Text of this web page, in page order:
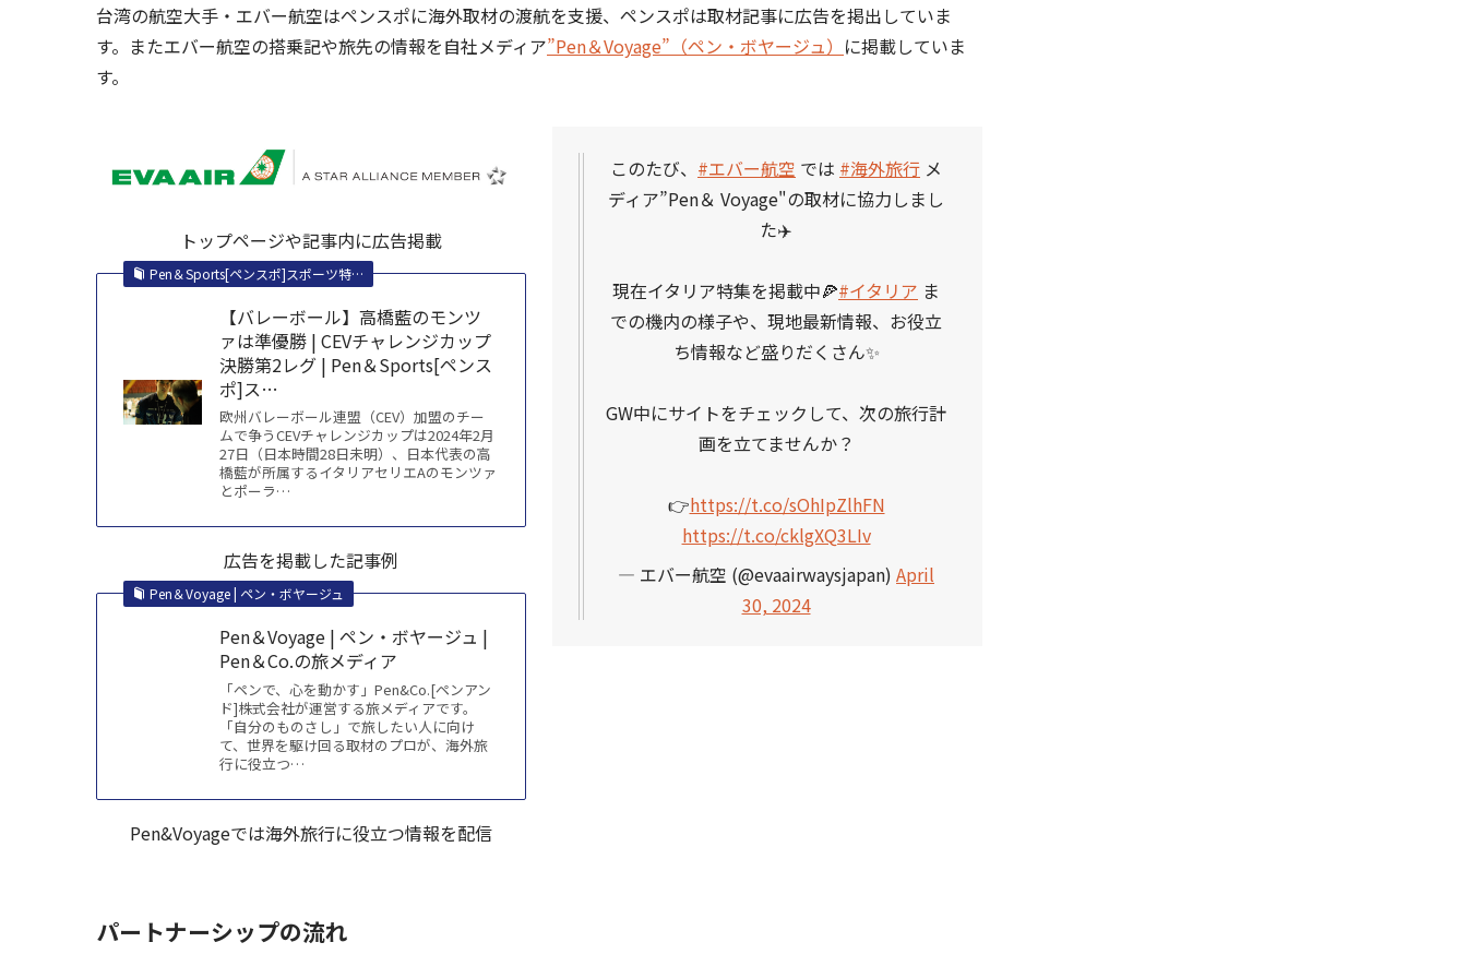
台湾の航空大手・エバー航空はペンスポに海外取材の渡航を支援、ペンスポは取材記事に広告を掲出していま
す。またエバー航空の搭乗記や旅先の情報を自社メディア”Pen＆Voyage”（ペン・ボヤージュ） に掲載していま
す。
トップページや記事内に広告掲載
Pen＆Sports[ペンスポ]スポーツ特…
【バレーボール】高橋藍のモンツ
ァは準優勝 | CEVチャレンジカップ
決勝第2レグ | Pen＆Sports[ペンス
ポ]ス…
欧州バレーボール連盟（CEV）加盟のチー
ムで争うCEVチャレンジカップは2024年2月
27日（日本時間28日未明）、日本代表の高
橋藍が所属するイタリアセリエAのモンツァ
とポーラ…
広告を掲載した記事例
Pen＆Voyage | ペン・ボヤージュ
Pen＆Voyage | ペン・ボヤージュ |
Pen＆Co.の旅メディア
「ペンで、心を動かす」Pen&Co.[ペンアン
ド]株式会社が運営する旅メディアです。
「自分のものさし」で旅したい人に向け
て、世界を駆け回る取材のプロが、海外旅
行に役立つ…
Pen&Voyageでは海外旅行に役立つ情報を配信
このたび、 #エバー航空 では #海外旅行 メ
ディア”Pen＆ Voyage"の取材に協力しまし
た✈️
現在イタリア特集を掲載中🍕#イタリア ま
での機内の様子や、現地最新情報、お役立
ち情報など盛りだくさん✨
GW中にサイトをチェックして、次の旅行計
画を立てませんか？
👉https://t.co/sOhIpZlhFN
https://t.co/cklgXQ3LIv
— エバー航空 (@evaairwaysjapan) April
30, 2024
パートナーシップの流れ